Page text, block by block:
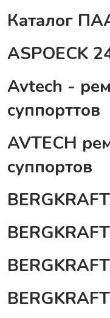
Каталог
ASPOECK
Avtech -
суппорттов
AVTECH
суппортов